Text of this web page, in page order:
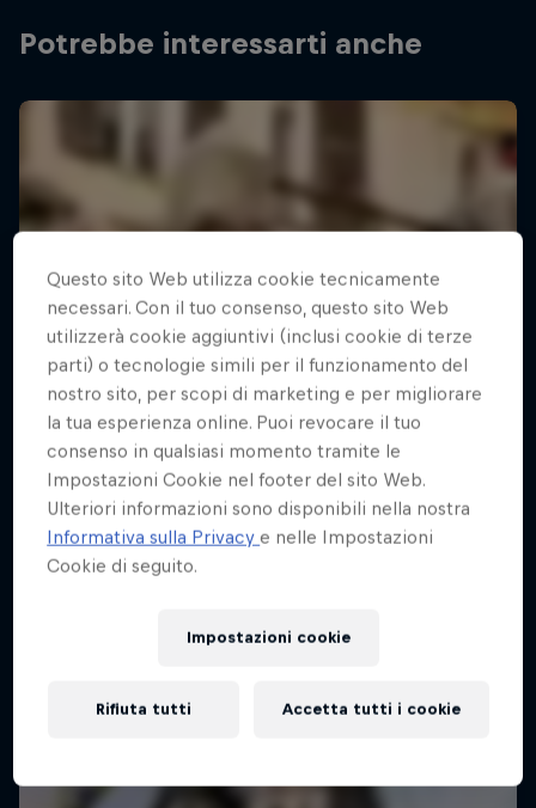
Potrebbe interessarti anche
Questo sito Web utilizza cookie tecnicamente
necessari. Con il tuo consenso, questo sito Web
utilizzerà cookie aggiuntivi (inclusi cookie di terze
parti) o tecnologie simili per il funzionamento del
nostro sito, per scopi di marketing e per migliorare
la tua esperienza online. Puoi revocare il tuo
consenso in qualsiasi momento tramite le
Impostazioni Cookie nel footer del sito Web.
Ulteriori informazioni sono disponibili nella nostra
Informativa sulla Privacye nelle Impostazioni
Cookie di seguito.
Impostazioni cookie
Rifiuta tutti Accetta tutti i cookie